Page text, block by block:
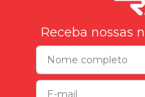
Receba nossas